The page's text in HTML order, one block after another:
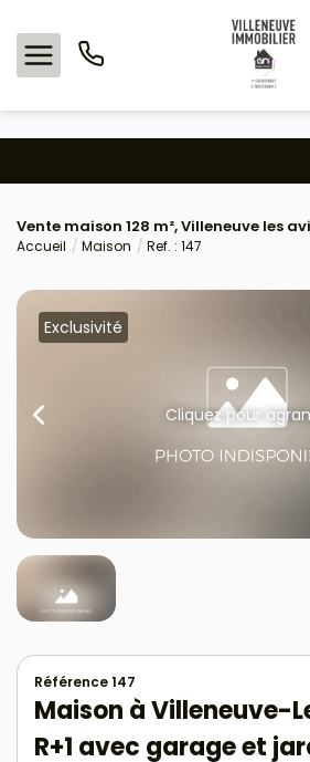
Nos offres
Expertise
L'agence
Estimation
Avis clients
Vente maison 128 m², Villeneuve les
Accueil Maison Ref. : 147
Exclusivité
Cliquez pour
Référence 147
Maison à Villeneuve-
R+1 avec garage et